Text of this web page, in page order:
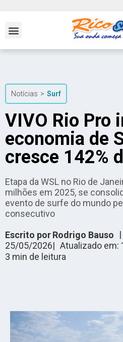
Notícias > Surf
VIVO Rio Pro
economia de
cresce 142%
Etapa da WSL no Rio de
milhões em 2025, se
evento de surfe do mundo
consecutivo
Escrito porRodrigo Bauso |
25/05/2026| Atualizado em:
3 min de leitura